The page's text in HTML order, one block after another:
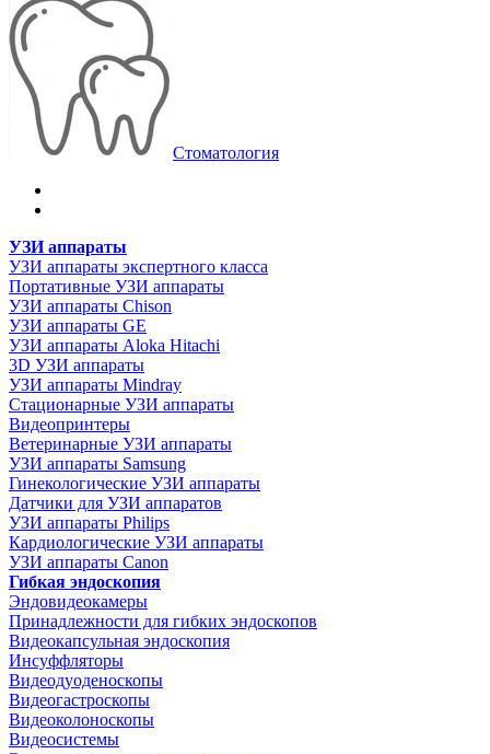
Стоматология
УЗИ аппараты
УЗИ аппараты экспертного класса
Портативные УЗИ аппараты
УЗИ аппараты Chison
УЗИ аппараты GE
УЗИ аппараты Aloka Hitachi
3D УЗИ аппараты
УЗИ аппараты Mindray
Стационарные УЗИ аппараты
Видеопринтеры
Ветеринарные УЗИ аппараты
УЗИ аппараты Samsung
Гинекологические УЗИ аппараты
Датчики для УЗИ аппаратов
УЗИ аппараты Philips
Кардиологические УЗИ аппараты
УЗИ аппараты Canon
Гибкая эндоскопия
Эндовидеокамеры
Принадлежности для гибких эндоскопов
Видеокапсульная эндоскопия
Инсуффляторы
Видеодуоденоскопы
Видеогастроскопы
Видеоколоноскопы
Видеосистемы